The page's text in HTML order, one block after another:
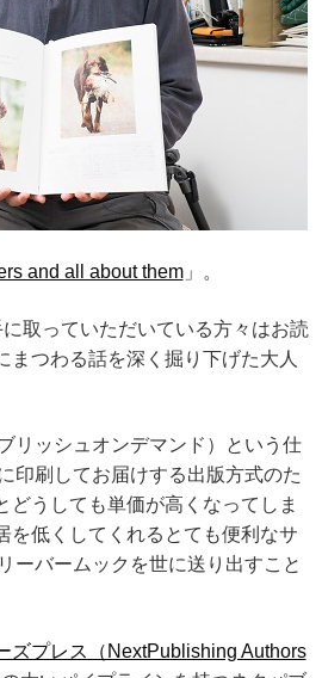
and all about them」。
取っていただいている方々はお読
つわる話を深く掘り下げた大人
リッシュオンデマンド）という仕
印刷してお届けする出版方式のた
うしても単価が高くなってしま
を低くしてくれるとても便利なサ
ーバームックを世に送り出すこと
ズプレス（NextPublishing Authors